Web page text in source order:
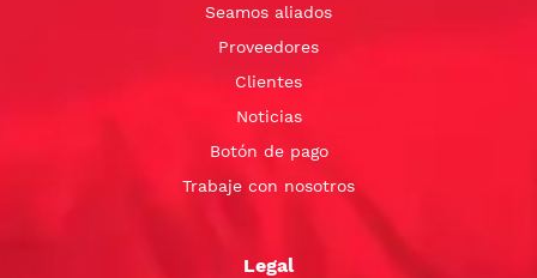
Seamos aliados
Proveedores
Clientes
Noticias
Botón de pago
Trabaje con nosotros
Legal